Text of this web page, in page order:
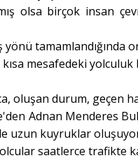
olsa birçok insan
tamamlandığında
mesafedeki
oluşan durum, geçen
Adnan Menderes
uzun kuyruklar
saatlerce trafikte